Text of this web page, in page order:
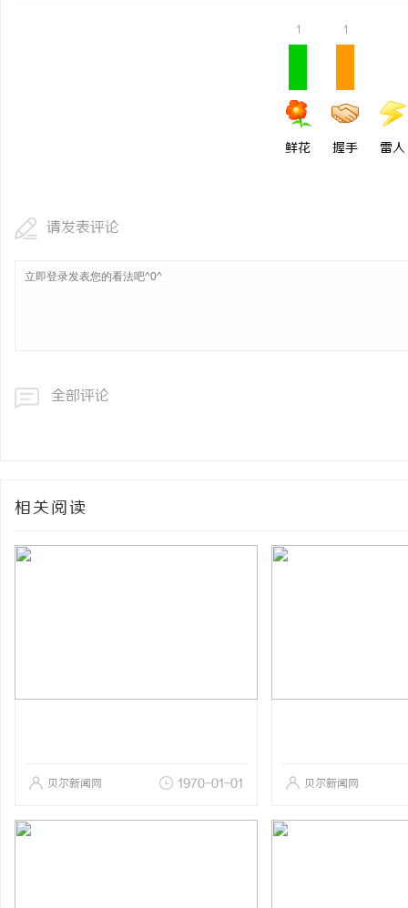
1
鲜花
1
握手 雷人
请发表评论
全部评论
相关阅读
贝尔新闻网 1970-01-01 贝尔新闻网